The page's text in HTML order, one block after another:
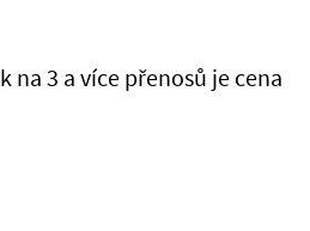
na 3 a více přenosů je cena